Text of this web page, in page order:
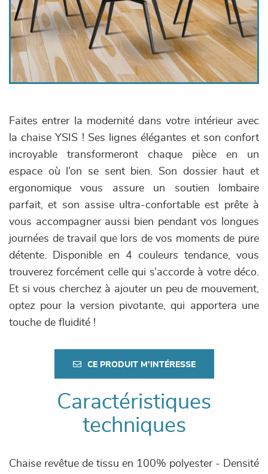
Faites entrer la modernité dans votre intérieur avec
la chaise YSIS ! Ses lignes élégantes et son confort
incroyable transformeront chaque pièce en un
espace où l’on se sent bien. Son dossier haut et
ergonomique vous assure un soutien lombaire
parfait, et son assise ultra-confortable est prête à
vous accompagner aussi bien pendant vos longues
journées de travail que lors de vos moments de pure
détente. Disponible en 4 couleurs tendance, vous
trouverez forcément celle qui s’accorde à votre déco.
Et si vous cherchez à ajouter un peu de mouvement,
optez pour la version pivotante, qui apportera une
touche de fluidité !
CE PRODUIT M'INTÉRESSE
Caractéristiques
techniques
Chaise revêtue de tissu en 100% polyester - Densité